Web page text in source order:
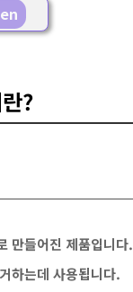
?
만들어진 제품입니다.
하는데 사용됩니다.